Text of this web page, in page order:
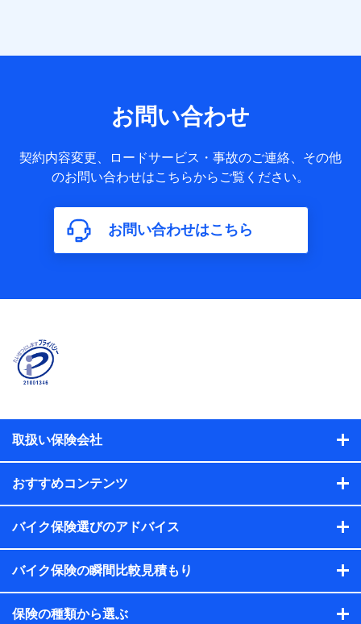
品の名称・購入場所・決済に関する情報、アンケートの回答
当社または株式会社NTTドコモ・フィナンシャルグループが
提供する保険関連サービスに関して取得し、又は保有する情
ー登録受付時に提供いただいた情報（氏名、住所、生年月
日、性別、保険契約者と被保険者の関係、保険加入の目的、
保険商品の内容、保険料、保険料のお支払方法、車のメーカ
ペットの種類や年齢など）及びお客様との応対記録（お客様
に提示した比較見積の試算結果情報、メールマガジンを提供
した際のメール内容や送信履歴の情報及び保険の更改案内等
を提供した際のメール内容や送信履歴などの情報）が含まれ
当社または株式会社NTTドコモ・フィナンシャルグループが
契約者と被保険者の関係、保険加入の目的、保険商品の内
容、保険料、保険料のお支払方法、車のメーカーや走行距離
などの情報、建物の構造や築年数などの情報、ペットの種類
【共同して利用する者の範囲】
当社
【利用目的】
提供する保険関連サービスにおけるユーザー登録受付および
取引のあるもしくは委託を受けている保険会社・提携会社の
お問い合わせ
契約内容変更、ロードサービス・事故のご連絡、その他
のお問い合わせはこちらからご覧ください。
お問い合わせはこちら
取扱い保険会社
おすすめコンテンツ
バイク保険選びのアドバイス
バイク保険の瞬間比較見積もり
保険の種類から選ぶ